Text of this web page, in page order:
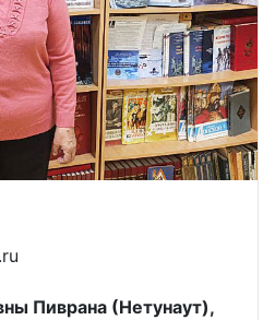
Пиврана (Нетунаут),